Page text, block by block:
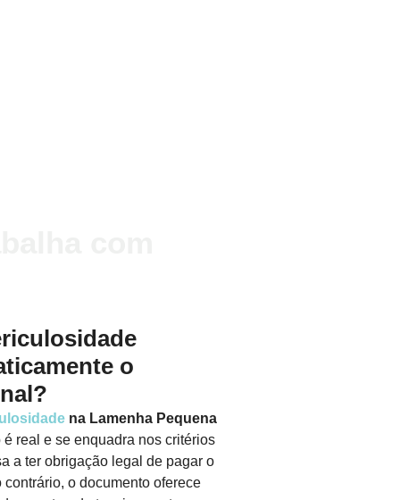
o
na Lamenha Pequena
real e se enquadra nos critérios
a ter obrigação legal de pagar o
o documento oferece